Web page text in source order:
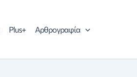
Plus+ Αρθρογραφία